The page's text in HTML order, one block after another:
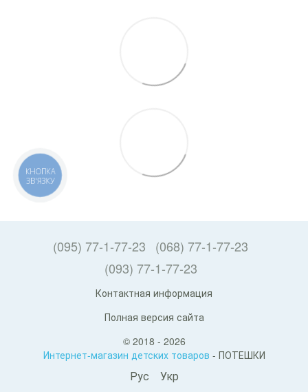
(095) 77-1-77-23
(068) 77-1-77-23
(093) 77-1-77-23
Контактная информация
Полная версия сайта
© 2018 - 2026
Интернет-магазин детских товаров - ПОТЕШКИ
Рус Укр
КНОПКА
ЗВ'ЯЗКУ